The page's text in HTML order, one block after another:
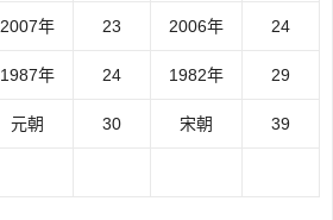
2007年 23 2006年 24
1987年 24 1982年 29
元朝 30 宋朝 39